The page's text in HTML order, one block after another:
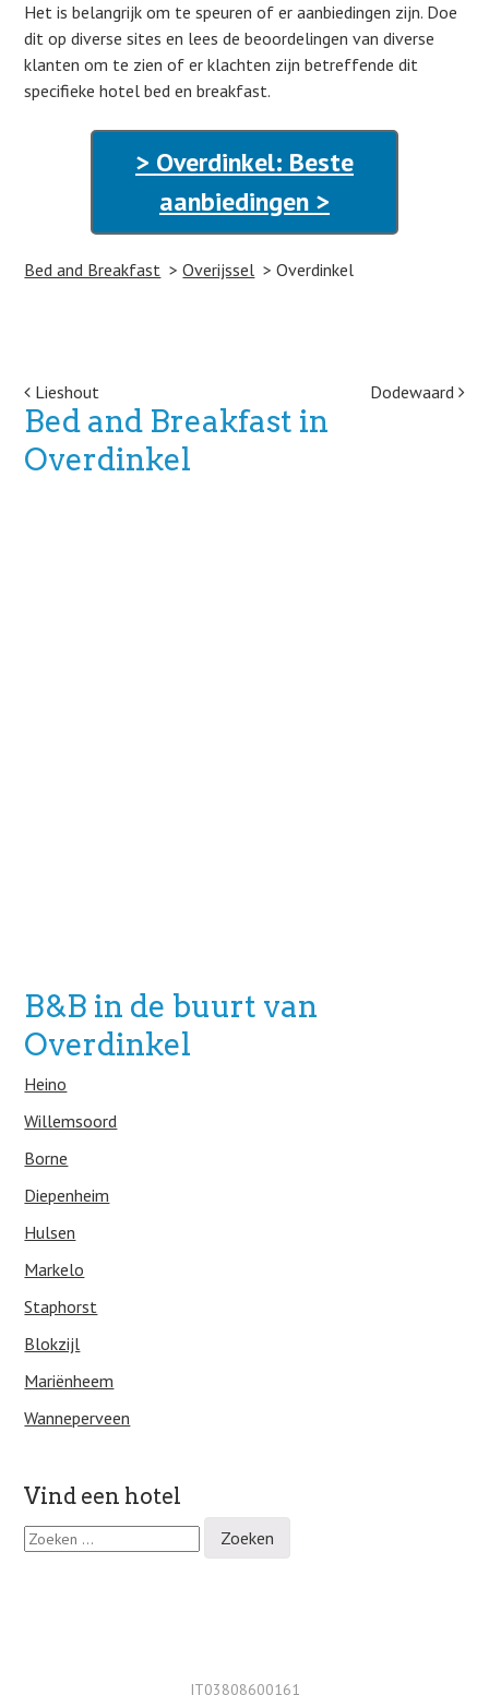
Het is belangrijk om te speuren of er aanbiedingen zijn. Doe
dit op diverse sites en lees de beoordelingen van diverse
klanten om te zien of er klachten zijn betreffende dit
specifieke hotel bed en breakfast.
> Overdinkel: Beste
aanbiedingen >
Bed and Breakfast Overijssel Overdinkel
Post navigation
Lieshout Dodewaard
Bed and Breakfast in
Overdinkel
B&B in de buurt van
Overdinkel
Heino
Willemsoord
Borne
Diepenheim
Hulsen
Markelo
Staphorst
Blokzijl
Mariënheem
Wanneperveen
Vind een hotel
Z
o
IT03808600161